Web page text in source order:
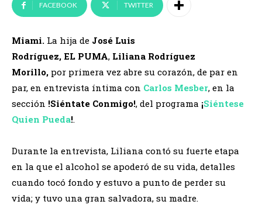
FACEBOOK TWITTER
Miami. La hija de José Luis
Rodríguez, EL PUMA, Liliana Rodríguez
Morillo, por primera vez abre su corazón, de par en
par, en entrevista íntima con Carlos Mesber, en la
sección !Siéntate Conmigo!, del programa ¡Siéntese
Quien Pueda!.
Durante la entrevista, Liliana contó su fuerte etapa
en la que el alcohol se apoderó de su vida, detalles
cuando tocó fondo y estuvo a punto de perder su
vida; y tuvo una gran salvadora, su madre.